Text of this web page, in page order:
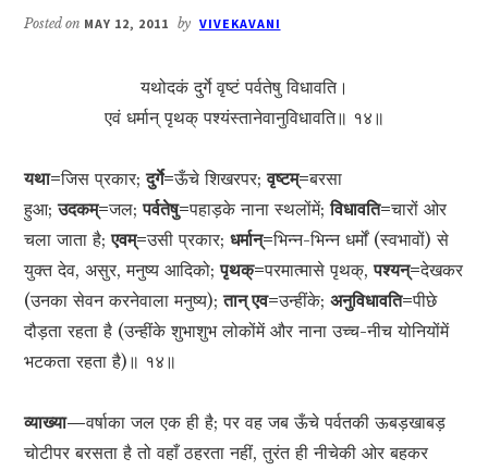
Posted on MAY 12, 2011 by VIVEKAVANI
यथोदकं दुर्गे वृष्टं पर्वतेषु विधावति।
एवं धर्मान् पृथक् पश्यंस्तानेवानुविधावति॥ १४॥
यथा=जिस प्रकार;दुर्गे=ऊँचे शिखरपर;वृष्टम्=बरसा
हुआ;उदकम्=जल;पर्वतेषु=पहाड़के नाना स्थलोंमें;विधावति=चारों ओर
चला जाता है;एवम्=उसी प्रकार;धर्मान्=भिन्न-भिन्न धर्मों (स्वभावों) से
युक्त देव, असुर, मनुष्य आदिको;पृथक्=परमात्मासे पृथक्,पश्यन्=देखकर
(उनका सेवन करनेवाला मनुष्य);तान् एव=उन्हींके;अनुविधावति=पीछे
दौड़ता रहता है (उन्हींके शुभाशुभ लोकोंमें और नाना उच्च-नीच योनियोंमें
भटकता रहता है)॥ १४॥
व्याख्या—वर्षाका जल एक ही है; पर वह जब ऊँचे पर्वतकी ऊबड़खाबड़
चोटीपर बरसता है तो वहाँ ठहरता नहीं, तुरंत ही नीचेकी ओर बहकर